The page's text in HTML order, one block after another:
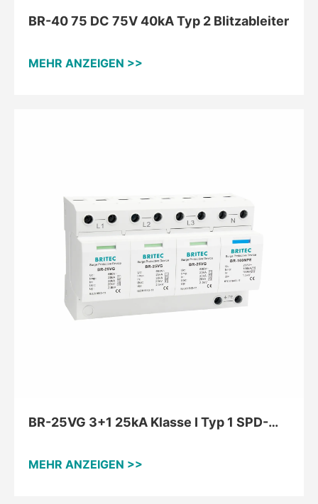
BR-40 75 DC 75V 40kA Typ 2 Blitzableiter
MEHR ANZEIGEN >>
BR-25VG 3+1 25kA Klasse I Typ 1 SPD-
MEHR ANZEIGEN >>